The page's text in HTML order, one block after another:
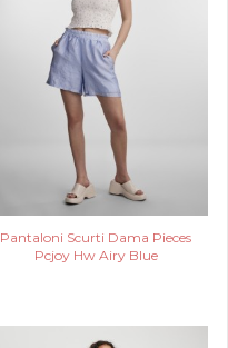
Pantaloni Scurti Dama Pieces
Pcjoy Hw Airy Blue